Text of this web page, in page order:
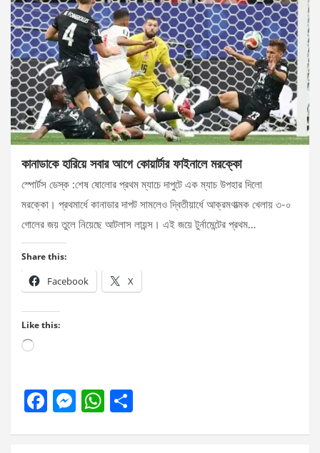
কানাডাকে হারিয়ে সবার আগে কোয়ার্টার ফাইনালে মরক্কো
স্পোর্টস ডেস্ক :শেষ ষোলোর প্রথম ম্যাচে দাপুটে এক ম্যাচ উপহার দিলো
মরক্কো। প্রথমার্ধে কানাডার দাপট সামলেও দ্বিতীয়ার্ধে আক্রমণাত্মক খেলায় ৩-০
গোলের জয় তুলে নিয়েছে আটলাস লায়ন্স। এই জয়ে টুর্নামেন্টের প্রথম…
Share this:
Facebook X
Like this:
Loading…
F
M W